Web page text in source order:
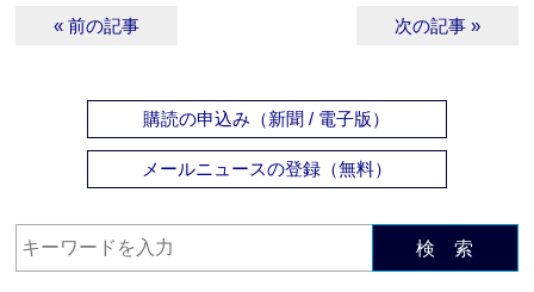
« 前の記事 次の記事 »
購読の申込み（新聞 / 電子版）
メールニュースの登録（無料）
検 索